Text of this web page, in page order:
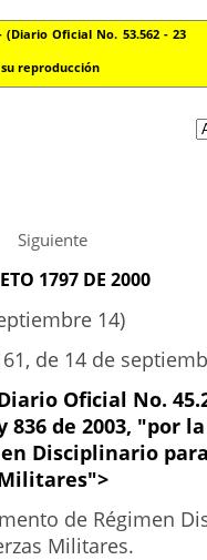
Oficial No. 53.562 - 23
reproducción
Siguiente
1797 DE 2000
14)
de 14 de
Diario Oficial No.
836 de 2003, "por
Disciplinario
de Régimen
Militares.